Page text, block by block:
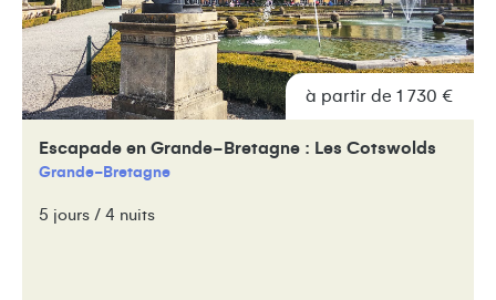
à partir de 1 730 €
Escapade en Grande-Bretagne : Les Cotswolds
Grande-Bretagne
5 jours / 4 nuits